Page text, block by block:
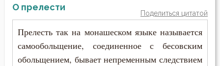
Беснование
Бесы
Амвросий Оптинский (Гренков)
Амфилохий Иконийский
О прелести
Поделиться цитатой
Прелесть так на монашеском языке называется
самообольщение, соединенное с бесовским
обольщением, бывает непременным следствием